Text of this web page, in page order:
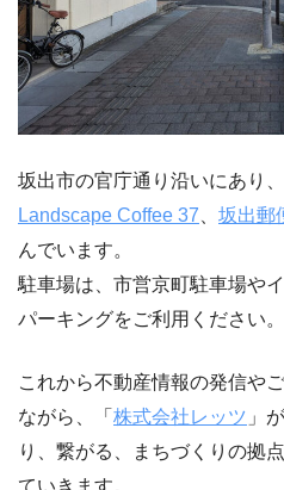
坂出市の官庁通り沿いにあり
Landscape Coffee 37、 坂出郵
んでいます。
駐車場は、市営京町駐車場や
パーキングをご利用ください。
これから不動産情報の発信や
ながら、「 株式会社レッツ 」
り、繋がる、まちづくりの拠